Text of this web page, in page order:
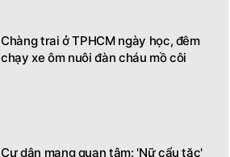
Chàng trai ở TPHCM ngày học, đêm
chạy xe ôm nuôi đàn cháu mồ côi
Cư dân mạng quan tâm: 'Nữ cẩu tặc'